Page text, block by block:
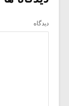
دیدگاه